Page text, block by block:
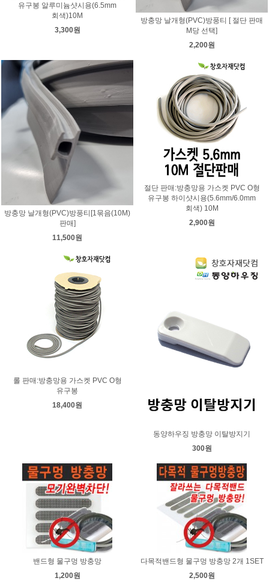
유구봉 알루미늄샷시용(6.5mm
회색)10M
3,300원
방충망 날개형(PVC)방풍티 [ 절단 판매
M당 선택]
2,200원
방충망 날개형(PVC)방풍티[1묶음(10M)
판매]
11,500원
절단 판매:방충망용 가스켓 PVC O형
유구봉 하이샷시용(5.6mm/6.0mm
회색) 10M
2,900원
롤 판매:방충망용 가스켓 PVC O형
유구봉
18,400원
동양하우징 방충망 이탈방지기
300원
밴드형 물구멍 방충망
1,200원
다목적밴드형 물구멍 방충망 2개 1SET
2,500원